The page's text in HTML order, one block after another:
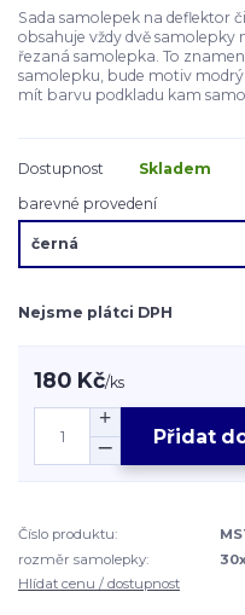
Sada samolepek na deflektor
obsahuje vždy dvě samolepky
řezaná samolepka. To
samolepku, bude motiv
mít barvu podkladu kam
Dostupnost
Skladem
barevné provedení
Nejsme plátci DPH
180 Kč/ks
Přidat
Číslo produktu:
rozměr samolepky:
Hlídat cenu / dostupnost